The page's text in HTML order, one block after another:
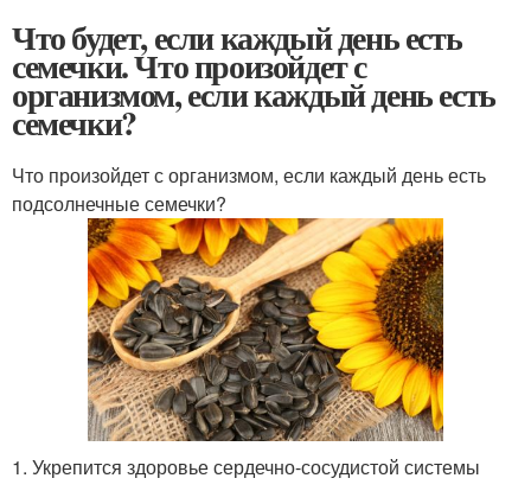
Что будет, если каждый день есть
семечки. Что произойдет с
организмом, если каждый день есть
семечки?
Что произойдет с организмом, если каждый день есть
подсолнечные семечки?
1. Укрепится здоровье сердечно-сосудистой системы